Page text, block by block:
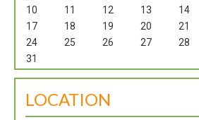
10
11 12 13 14
17
18 19 20 21
24
25 26 27 28
31
LOCATION